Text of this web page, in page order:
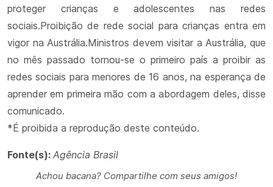
proteger crianças e adolescentes nas redes
sociais.Proibição de rede social para crianças entra em
vigor na Austrália.Ministros devem visitar a Austrália, que
no mês passado tornou-se o primeiro país a proibir as
redes sociais para menores de 16 anos, na esperança de
aprender em primeira mão com a abordagem deles, disse
comunicado.
*É proibida a reprodução deste conteúdo.
Fonte(s): Agência Brasil
Achou bacana? Compartilhe com seus amigos!